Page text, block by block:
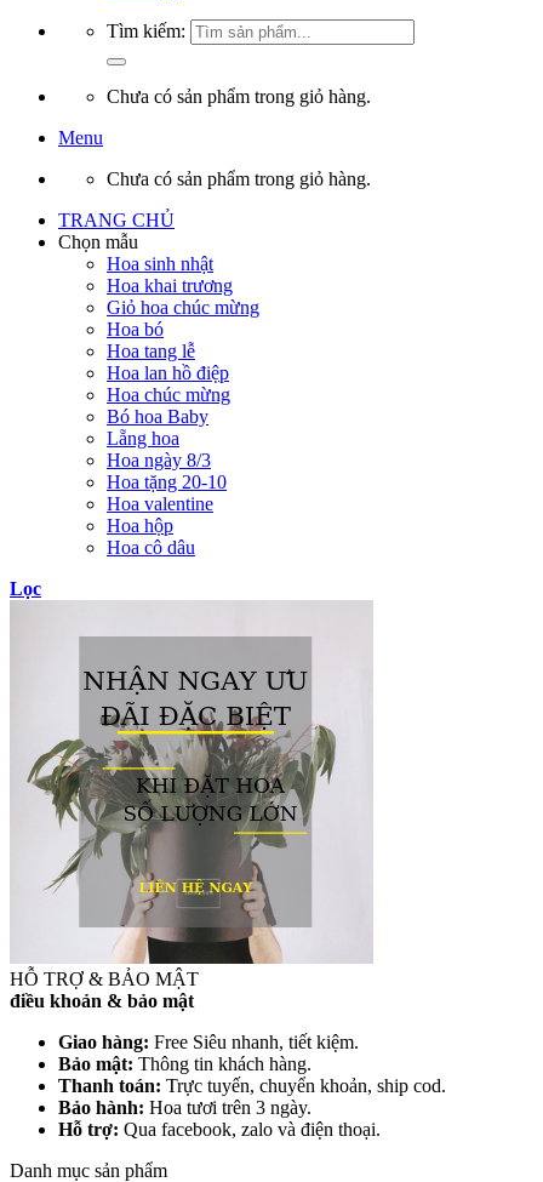
Tìm kiếm:
Chưa có sản phẩm trong giỏ hàng.
Menu
Chưa có sản phẩm trong giỏ hàng.
TRANG CHỦ
Chọn mẫu
Hoa sinh nhật
Hoa khai trương
Giỏ hoa chúc mừng
Hoa bó
Hoa tang lễ
Hoa lan hồ điệp
Hoa chúc mừng
Bó hoa Baby
Lẵng hoa
Hoa ngày 8/3
Hoa tặng 20-10
Hoa valentine
Hoa hộp
Hoa cô dâu
Lọc
HỖ TRỢ & BẢO MẬT
điều khoản & bảo mật
Giao hàng: Free Siêu nhanh, tiết kiệm.
Bảo mật: Thông tin khách hàng.
Thanh toán: Trực tuyến, chuyển khoản, ship cod.
Bảo hành: Hoa tươi trên 3 ngày.
Hỗ trợ: Qua facebook, zalo và điện thoại.
Danh mục sản phẩm